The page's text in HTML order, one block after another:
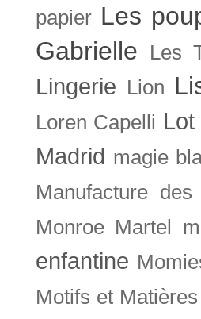
papier Les
Gabrielle
Les
Lingerie Lion
Loren Capelli Lot
Madrid magie
Manufacture des
Monroe Martel
enfantine
Motifs et Matières